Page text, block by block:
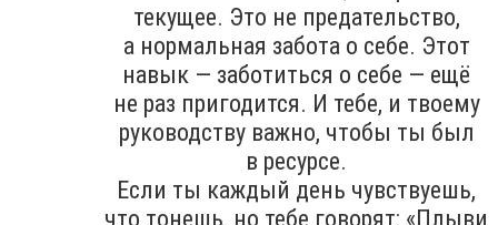
текущее. Это не предательство,
а нормальная забота о себе. Этот
навык — заботиться о себе — ещё
не раз пригодится. И тебе, и твоему
руководству важно, чтобы ты был
в ресурсе.
Если ты каждый день чувствуешь,
что тонешь, но тебе говорят: «Плыви